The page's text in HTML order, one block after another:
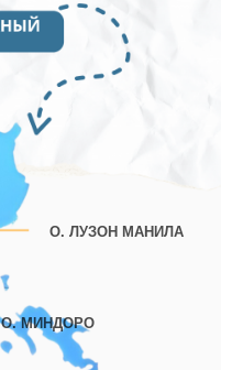
О. ЛУЗОН МАНИЛА
О. МИНДОРО